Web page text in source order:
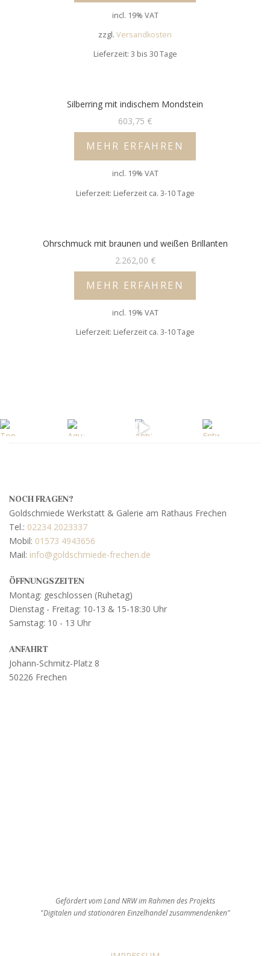
incl. 19% VAT
zzgl. Versandkosten
Lieferzeit: 3 bis 30 Tage
Silberring mit indischem Mondstein
603,75 €
MEHR ERFAHREN
incl. 19% VAT
Lieferzeit: Lieferzeit ca. 3-10 Tage
Ohrschmuck mit braunen und weißen Brillanten
2.262,00 €
MEHR ERFAHREN
incl. 19% VAT
Lieferzeit: Lieferzeit ca. 3-10 Tage
NOCH FRAGEN?
Goldschmiede Werkstatt & Galerie am Rathaus Frechen
Tel.: 02234 2023337
Mobil: 01573 4943656
Mail: info@goldschmiede-frechen.de
ÖFFNUNGSZEITEN
Montag: geschlossen (Ruhetag)
Dienstag - Freitag: 10-13 & 15-18:30 Uhr
Samstag: 10 - 13 Uhr
ANFAHRT
Johann-Schmitz-Platz 8
50226 Frechen
Gefördert vom Land NRW im Rahmen des Projekts
"Digitalen und stationären Einzelhandel zusammendenken"